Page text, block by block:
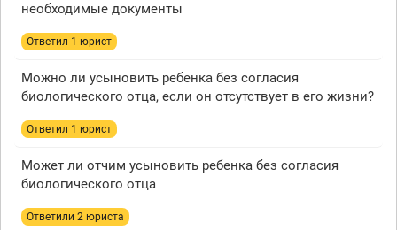
необходимые документы
Ответил 1 юрист
Можно ли усыновить ребенка без согласия
биологического отца, если он отсутствует в его жизни?
Ответил 1 юрист
Может ли отчим усыновить ребенка без согласия
биологического отца
Ответили 2 юристa